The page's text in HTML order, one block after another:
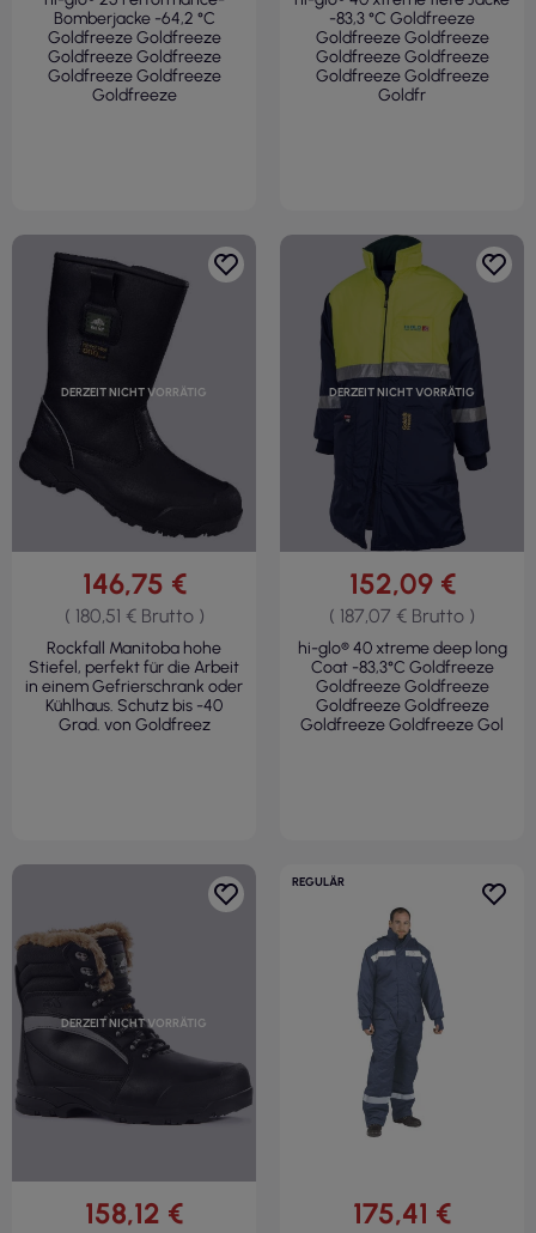
Bomberjacke -64,2 °C
Goldfreeze Goldfreeze
Goldfreeze Goldfreeze
Goldfreeze Goldfreeze
Goldfreeze
-83,3 °C Goldfreeze
Goldfreeze Goldfreeze
Goldfreeze Goldfreeze
Goldfreeze Goldfreeze
Goldfr
DERZEIT NICHT VORRÄTIG
146,75 €
( 180,51 € Brutto )
Rockfall Manitoba hohe
Stiefel, perfekt für die Arbeit
in einem Gefrierschrank oder
Kühlhaus. Schutz bis -40
Grad. von Goldfreez
DERZEIT NICHT VORRÄTIG
152,09 €
( 187,07 € Brutto )
hi-glo® 40 xtreme deep long
Coat -83,3°C Goldfreeze
Goldfreeze Goldfreeze
Goldfreeze Goldfreeze
Goldfreeze Goldfreeze Gol
DERZEIT NICHT VORRÄTIG
158,12 €
REGULÄR
175,41 €